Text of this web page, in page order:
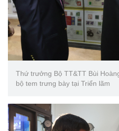
Cơ quan chủ quản: Bộ Khoa học
Chịu trách nhiệm nội dung: Nguyễn
Giám đốc Trung tâm Truyền thông
Liên hệ
Địa chỉ: Ban Biên tập Cổng TTĐT -
Điện thoại: 024 3936 9506
Email:stc@mst.gov.vn
(Ghi rõ nguồn "https://mst.gov.vn"
website này)
Thứ trưởng Bộ TT&TT Bùi
bộ tem trưng bày tại Triển lãm